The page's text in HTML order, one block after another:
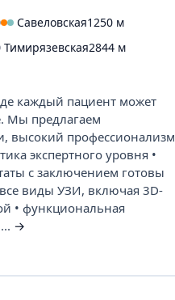
Савеловская1250 м
Тимирязевская2844 м
каждый пациент может
Мы предлагаем
высокий профессионализм
экспертного уровня •
с заключением готовы
виды УЗИ, включая 3D-
• функциональная
→